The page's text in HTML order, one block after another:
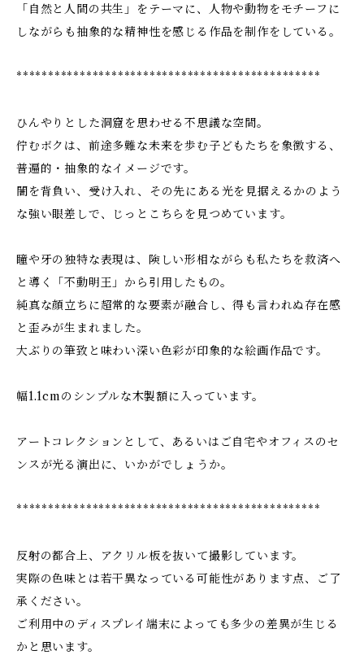
「自然と人間の共生」をテーマに、人物や動物をモチーフに
しながらも抽象的な精神性を感じる作品を制作をしている。
************************************************
ひんやりとした洞窟を思わせる不思議な空間。
佇むボクは、前途多難な未来を歩む子どもたちを象徴する、
普遍的・抽象的なイメージです。
闇を背負い、受け入れ、その先にある光を見据えるかのよう
な強い眼差しで、じっとこちらを見つめています。
瞳や牙の独特な表現は、険しい形相ながらも私たちを救済へ
と導く「不動明王」から引用したもの。
純真な顔立ちに超常的な要素が融合し、得も言われぬ存在感
と歪みが生まれました。
大ぶりの筆致と味わい深い色彩が印象的な絵画作品です。
幅1.1cmのシンプルな木製額に入っています。
アートコレクションとして、あるいはご自宅やオフィスのセ
ンスが光る演出に、いかがでしょうか。
************************************************
反射の都合上、アクリル板を抜いて撮影しています。
実際の色味とは若干異なっている可能性があります点、ご了
承ください。
ご利用中のディスプレイ端末によっても多少の差異が生じる
かと思います。